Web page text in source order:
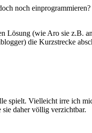
noch einprogrammieren?
Lösung (wie Aro sie z.B.
die Kurzstrecke
spielt. Vielleicht irre ich
daher völlig verzichtbar.